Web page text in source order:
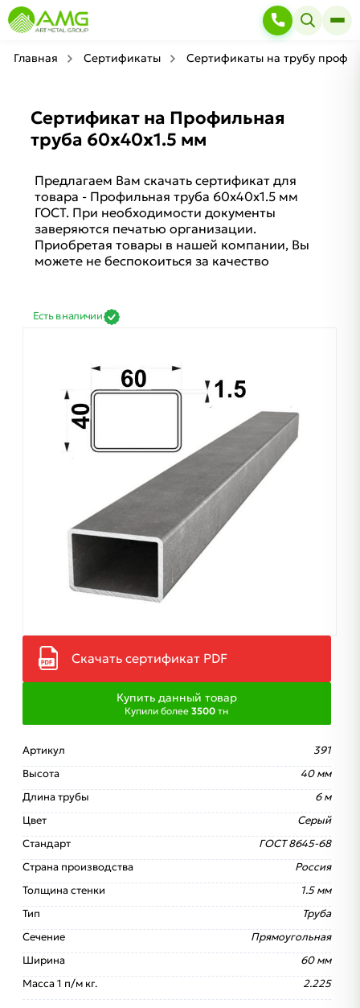
Главная Сертификаты Сертификаты на трубу
Сертификат на Профильная
труба 60х40х1.5 мм
Предлагаем Вам скачать сертификат для
товара - Профильная труба 60х40х1.5 мм
ГОСТ. При необходимости документы
заверяются печатью организации.
Приобретая товары в нашей компании, Вы
можете не беспокоиться за качество
Есть в наличии
Скачать сертификат PDF
Купить данный товар
Купили более3500 тн
Артикул
391
Высота
40 мм
Длина трубы
6 м
Цвет
Серый
Стандарт
ГОСТ 8645-68
Страна производства
Россия
Толщина стенки
1.5 мм
Тип
Труба
Сечение
Прямоугольная
Ширина
60 мм
Масса 1 п/м кг.
2.225